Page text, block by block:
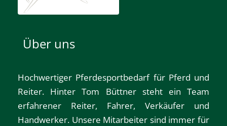
Über uns
Hochwertiger Pferdesportbedarf für Pferd und
Reiter. Hinter Tom Büttner steht ein Team
erfahrener Reiter, Fahrer, Verkäufer und
Handwerker. Unsere Mitarbeiter sind immer für